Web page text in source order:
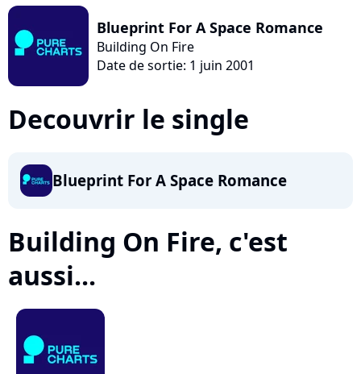
Blueprint For A Space Romance
Building On Fire
Date de sortie: 1 juin 2001
Decouvrir le single
Blueprint For A Space Romance
Building On Fire, c'est
aussi...